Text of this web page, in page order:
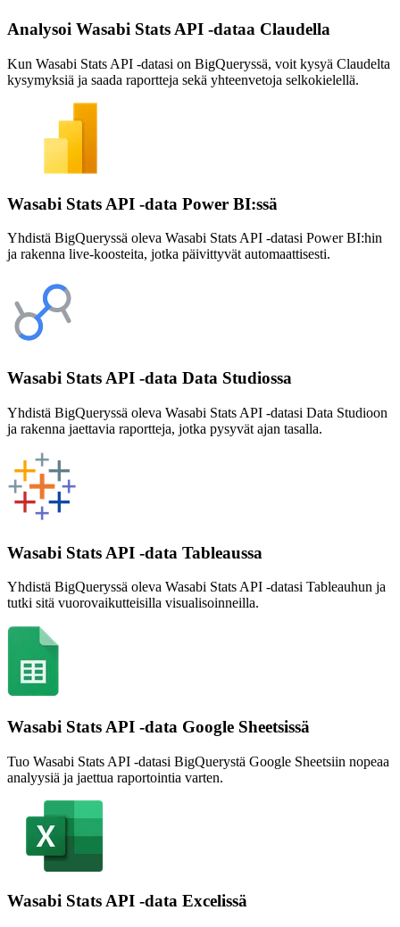
Analysoi Wasabi Stats API -dataa Claudella
Kun Wasabi Stats API -datasi on BigQueryssä, voit kysyä Claudelta
kysymyksiä ja saada raportteja sekä yhteenvetoja selkokielellä.
Wasabi Stats API -data Power BI:ssä
Yhdistä BigQueryssä oleva Wasabi Stats API -datasi Power BI:hin
ja rakenna live-koosteita, jotka päivittyvät automaattisesti.
Wasabi Stats API -data Data Studiossa
Yhdistä BigQueryssä oleva Wasabi Stats API -datasi Data Studioon
ja rakenna jaettavia raportteja, jotka pysyvät ajan tasalla.
Wasabi Stats API -data Tableaussa
Yhdistä BigQueryssä oleva Wasabi Stats API -datasi Tableauhun ja
tutki sitä vuorovaikutteisilla visualisoinneilla.
Wasabi Stats API -data Google Sheetsissä
Tuo Wasabi Stats API -datasi BigQuerystä Google Sheetsiin nopeaa
analyysiä ja jaettua raportointia varten.
Wasabi Stats API -data Excelissä